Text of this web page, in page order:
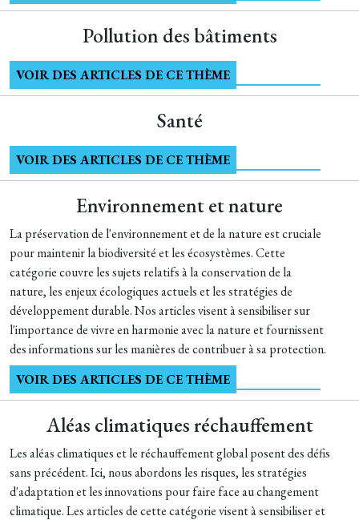
Pollution des bâtiments
VOIR DES ARTICLES DE CE THÈME
Santé
VOIR DES ARTICLES DE CE THÈME
Environnement et nature
La préservation de l'environnement et de la nature est cruciale
pour maintenir la biodiversité et les écosystèmes. Cette
catégorie couvre les sujets relatifs à la conservation de la
nature, les enjeux écologiques actuels et les stratégies de
développement durable. Nos articles visent à sensibiliser sur
l'importance de vivre en harmonie avec la nature et fournissent
des informations sur les manières de contribuer à sa protection.
VOIR DES ARTICLES DE CE THÈME
Aléas climatiques réchauffement
Les aléas climatiques et le réchauffement global posent des défis
sans précédent. Ici, nous abordons les risques, les stratégies
d'adaptation et les innovations pour faire face au changement
climatique. Les articles de cette catégorie visent à sensibiliser et